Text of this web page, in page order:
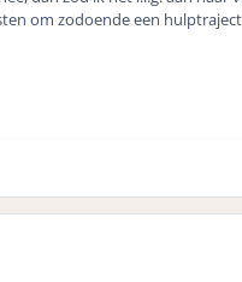
om zodoende een